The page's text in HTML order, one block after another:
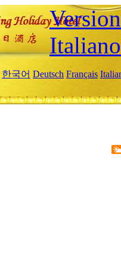
Italiano
한국어 Deutsch Français